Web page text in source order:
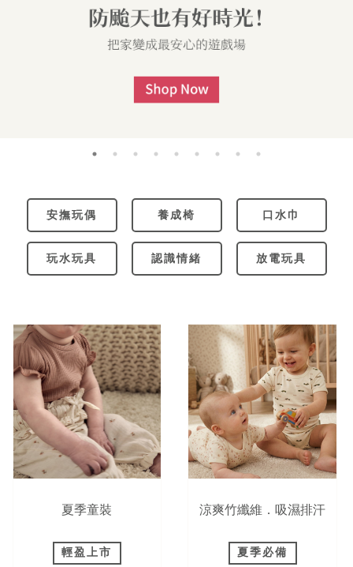
安撫玩偶 養成椅 口水巾
玩水玩具 認識情緒 放電玩具
夏季童裝
輕盈上市
涼爽竹纖維．吸濕排汗
夏季必備